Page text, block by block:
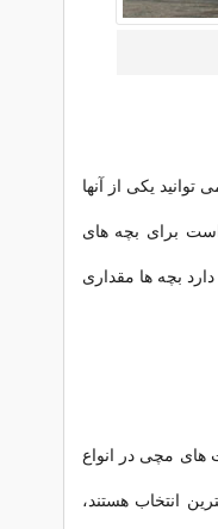
یکی از آنها
است برای بچه های
بچه ها مقداری
های مچی در انواع
انتخاب هستند،